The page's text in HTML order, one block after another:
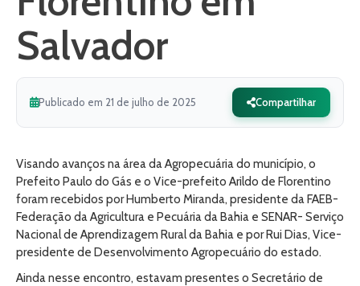
Salvador
Publicado em 21 de julho de 2025 Compartilhar
Visando avanços na área da Agropecuária do município, o
Prefeito Paulo do Gás e o Vice-prefeito Arildo de Florentino
foram recebidos por Humberto Miranda, presidente da FAEB-
Federação da Agricultura e Pecuária da Bahia e SENAR- Serviço
Nacional de Aprendizagem Rural da Bahia e por Rui Dias, Vice-
presidente de Desenvolvimento Agropecuário do estado.
Ainda nesse encontro, estavam presentes o Secretário de